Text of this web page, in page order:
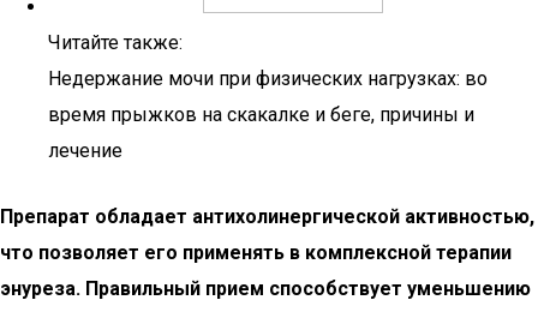
Читайте также:
Недержание мочи при физических нагрузках: во
время прыжков на скакалке и беге, причины и
лечение
Препарат обладает антихолинергической активностью,
что позволяет его применять в комплексной терапии
энуреза. Правильный прием способствует уменьшению